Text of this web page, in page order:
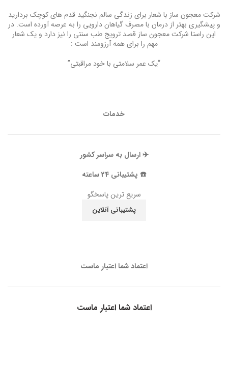
شرکت معجون ساز با شعار برای زندگی سالم نجنگید قدم های کوچک بردارید
و پیشگیری بهتر از درمان با مصرف گیاهان دارویی را به عرصه آورده است. در
این راستا شرکت معجون ساز قصد ترویج طب سنتی را نیز دارد و یک شعار
مهم را برای همه آرزومند است :
“یک عمر سلامتی با خود مراقبتی”
خدمات
✈️ ارسال به سراسر کشور
☎️ پشتیبانی 24 ساعته
سریع ترین پاسخگو
پشتیبانی آنلاین
اعتماد شما اعتبار ماست
اعتماد شما اعتبار ماست